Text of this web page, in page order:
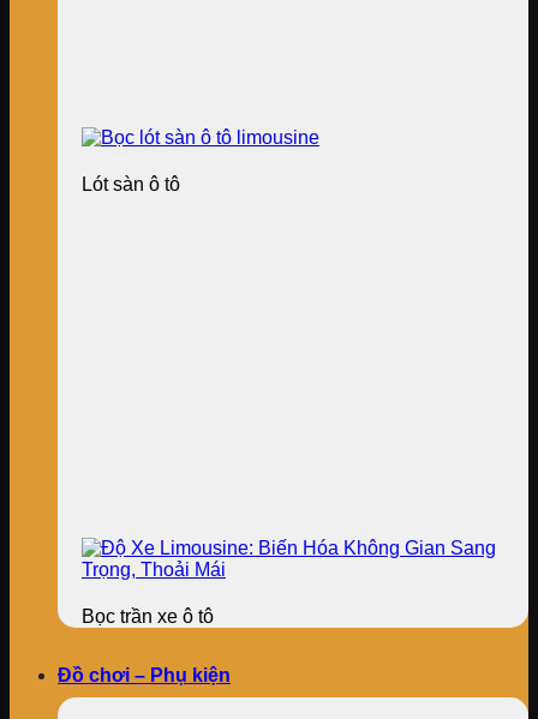
Lót sàn ô tô
Bọc trần xe ô tô
Đồ chơi – Phụ kiện